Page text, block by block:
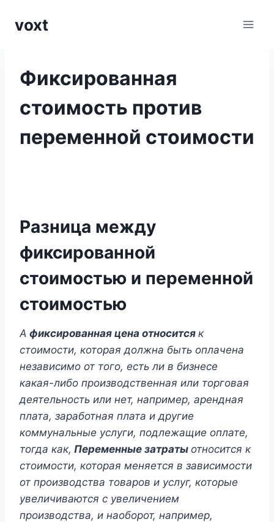
voxt
Фиксированная
стоимость против
переменной стоимости
Разница между
фиксированной
стоимостью и переменной
стоимостью
А фиксированная цена относится к
стоимости, которая должна быть оплачена
независимо от того, есть ли в бизнесе
какая-либо производственная или торговая
деятельность или нет, например, арендная
плата, заработная плата и другие
коммунальные услуги, подлежащие оплате,
тогда как, Переменные затраты относится к
стоимости, которая меняется в зависимости
от производства товаров и услуг, которые
увеличиваются с увеличением
производства, и наоборот, например,